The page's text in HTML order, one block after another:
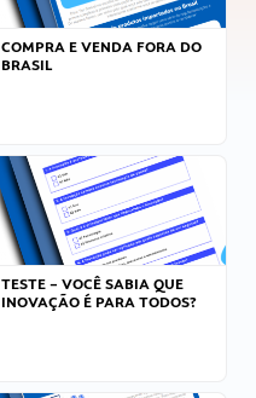
COMPRA E VENDA FORA DO
BRASIL
TESTE – VOCÊ SABIA QUE
INOVAÇÃO É PARA TODOS?